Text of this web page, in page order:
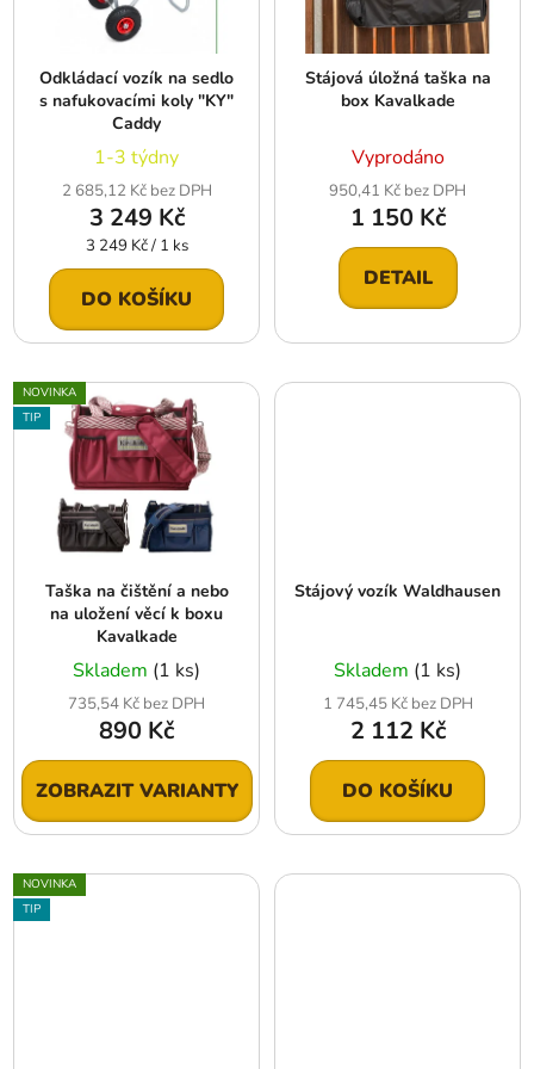
Odkládací vozík na sedlo
s nafukovacími koly "KY"
Caddy
1-3 týdny
2 685,12 Kč bez DPH
3 249 Kč
Měrná
cena:
3 249 Kč / 1 ks
DO KOŠÍKU
Stájová úložná taška na
box Kavalkade
Vyprodáno
950,41 Kč bez DPH
1 150 Kč
DETAIL
NOVINKA
TIP
Taška na čištění a nebo
na uložení věcí k boxu
Kavalkade
Skladem (1 ks)
735,54 Kč bez DPH
890 Kč
ZOBRAZIT VARIANTY
Stájový vozík Waldhausen
Skladem (1 ks)
1 745,45 Kč bez DPH
2 112 Kč
DO KOŠÍKU
NOVINKA
TIP